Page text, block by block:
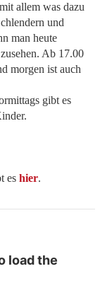
allem was dazu
und
man heute
Ab 17.00
morgen ist auch
gibt es
es hier.
load the